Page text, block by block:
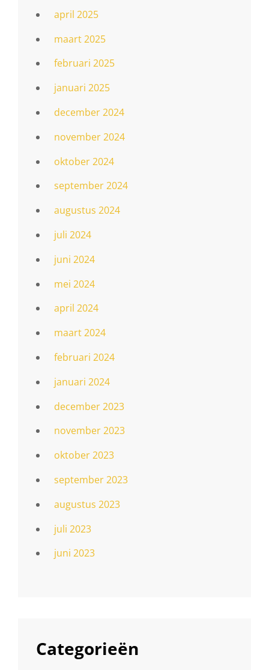
april 2025
maart 2025
februari 2025
januari 2025
december 2024
november 2024
oktober 2024
september 2024
augustus 2024
juli 2024
juni 2024
mei 2024
april 2024
maart 2024
februari 2024
januari 2024
december 2023
november 2023
oktober 2023
september 2023
augustus 2023
juli 2023
juni 2023
Categorieën